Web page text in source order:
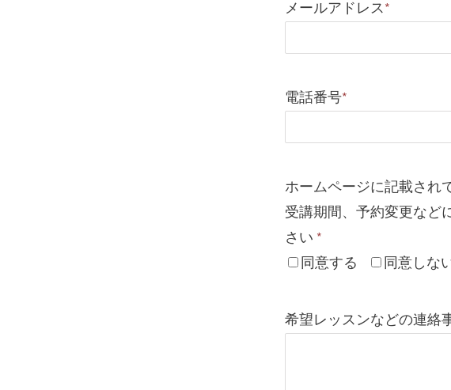
メールアドレス*
電話番号*
ホームページに記載され
受講期間、予約変更など
さい *
同意する
同意しな
希望レッスンなどの連絡